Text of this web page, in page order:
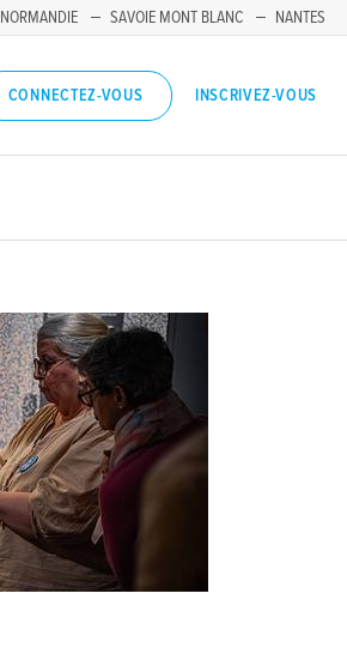
NORMANDIE SAVOIE MONT BLANC
NANTES
CONNECTEZ-VOUS INSCRIVEZ-VOUS